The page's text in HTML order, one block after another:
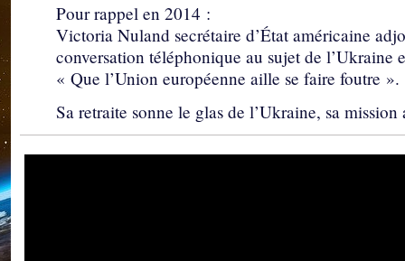
Pour rappel en 2014 :
Victoria Nuland secrétaire d’État américaine
conversation téléphonique au sujet de l’Ukraine
« Que l’Union européenne aille se faire foutre ».
Sa retraite sonne le glas de l’Ukraine, sa mission